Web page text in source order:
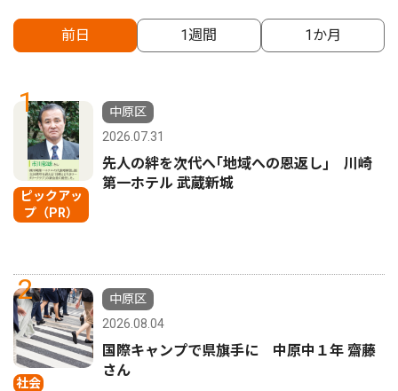
前日 1週間 1か月
1
ピックアッ
プ（PR）
中原区
2026.07.31
先人の絆を次代へ｢地域への恩返し｣ 川崎
第一ホテル 武蔵新城
2
社会
中原区
2026.08.04
国際キャンプで県旗手に 中原中１年 齋藤
さん